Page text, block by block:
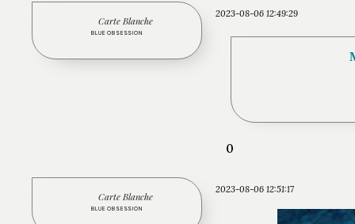
2023-08-06 12:49:29
Carte Blanche
BLUE OBSESSION
0
2023-08-06 12:51:17
Carte Blanche
BLUE OBSESSION